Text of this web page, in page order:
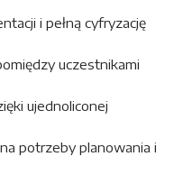
i pełną cyfryzację
uczestnikami
ujednoliconej
potrzeby planowania i